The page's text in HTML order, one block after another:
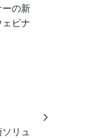
ーの新
ビナ
リュ